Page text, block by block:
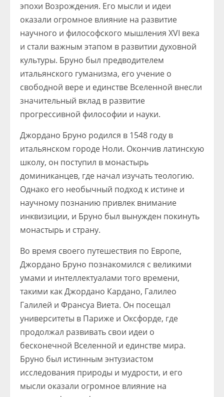
эпохи Возрождения. Его мысли и идеи
оказали огромное влияние на развитие
научного и философского мышления XVI века
и стали важным этапом в развитии духовной
культуры. Бруно был предводителем
итальянского гуманизма, его учение о
свободной вере и единстве Вселенной внесли
значительный вклад в развитие
прогрессивной философии и науки.
Джордано Бруно родился в 1548 году в
итальянском городе Ноли. Окончив латинскую
школу, он поступил в монастырь
доминиканцев, где начал изучать теологию.
Однако его необычный подход к истине и
научному познанию привлек внимание
инквизиции, и Бруно был вынужден покинуть
монастырь и страну.
Во время своего путешествия по Европе,
Джордано Бруно познакомился с великими
умами и интеллектуалами того времени,
такими как Джордано Кардано, Галилео
Галилей и Франсуа Виета. Он посещал
университеты в Париже и Оксфорде, где
продолжал развивать свои идеи о
бесконечной Вселенной и единстве мира.
Бруно был истинным энтузиастом
исследования природы и мудрости, и его
мысли оказали огромное влияние на